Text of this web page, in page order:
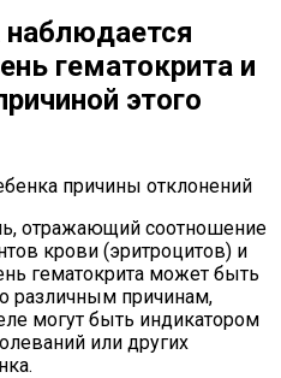
гематокрита и
этого
отражающий соотношение
крови (эритроцитов) и
гематокрита может быть
различным причинам,
могут быть индикатором
или других